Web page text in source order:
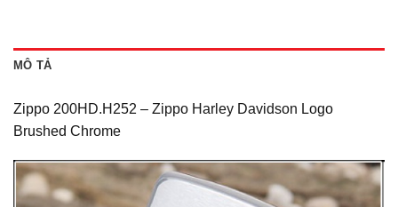
MÔ TẢ
Zippo 200HD.H252 – Zippo Harley Davidson Logo
Brushed Chrome